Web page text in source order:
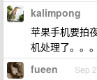
kalimpong
苹果手机要拍
机处理了。。。
fueen Sep